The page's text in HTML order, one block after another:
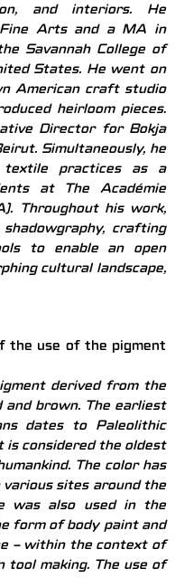
and interiors. He
Arts and a MA in
Savannah College of
States. He went on
American craft studio
heirloom pieces.
Director for Bokja
Simultaneously, he
practices as a
at The Académie
Throughout his work,
crafting
to enable an open
cultural landscape,
the use of the pigment
derived from the
brown. The earliest
dates to Paleolithic
is considered the oldest
The color has
various sites around the
was also used in the
form of body paint and
– within the context of
tool making. The use of